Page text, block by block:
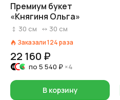
Премиум букет
«Княгиня Ольга»
30 см 30 см
Заказали124раза
22 160 ₽
по 5 540 ₽ ×4
В корзину